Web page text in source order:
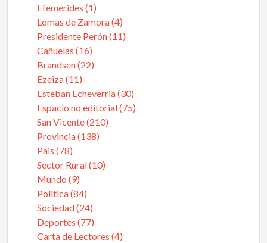
Efemérides (1)
Lomas de Zamora (4)
Presidente Perón (11)
Cañuelas (16)
Brandsen (22)
Ezeiza (11)
Esteban Echeverria (30)
Espacio no editorial (75)
San Vicente (210)
Provincia (138)
Pais (78)
Sector Rural (10)
Mundo (9)
Politica (84)
Sociedad (24)
Deportes (77)
Carta de Lectores (4)